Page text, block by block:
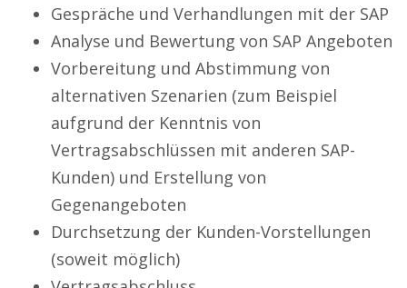
Gespräche und Verhandlungen mit der SAP
Analyse und Bewertung von SAP Angeboten
Vorbereitung und Abstimmung von
alternativen Szenarien (zum Beispiel
aufgrund der Kenntnis von
Vertragsabschlüssen mit anderen SAP-
Kunden) und Erstellung von
Gegenangeboten
Durchsetzung der Kunden-Vorstellungen
(soweit möglich)